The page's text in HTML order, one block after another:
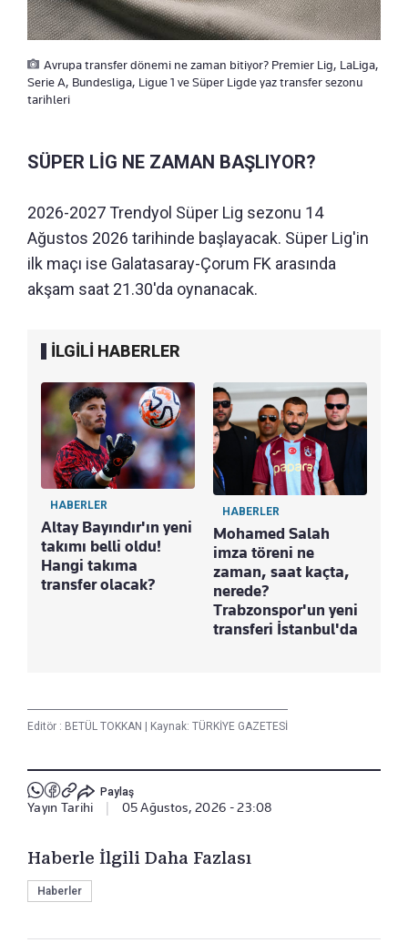
Avrupa transfer dönemi ne zaman bitiyor? Premier Lig, LaLiga,
Serie A, Bundesliga, Ligue 1 ve Süper Ligde yaz transfer sezonu
tarihleri
SÜPER LİG NE ZAMAN BAŞLIYOR?
2026-2027 Trendyol Süper Lig sezonu 14
Ağustos 2026 tarihinde başlayacak. Süper Lig'in
ilk maçı ise Galatasaray-Çorum FK arasında
akşam saat 21.30'da oynanacak.
İLGİLİ HABERLER
HABERLER
Altay Bayındır'ın yeni
takımı belli oldu!
Hangi takıma
transfer olacak?
HABERLER
Mohamed Salah
imza töreni ne
zaman, saat kaçta,
nerede?
Trabzonspor'un yeni
transferi İstanbul'da
Editör : BETÜL TOKKAN Kaynak: TÜRKİYE GAZETESİ
Paylaş
Yayın Tarihi 05 Ağustos, 2026 - 23:08
Haberle İlgili Daha Fazlası
Haberler